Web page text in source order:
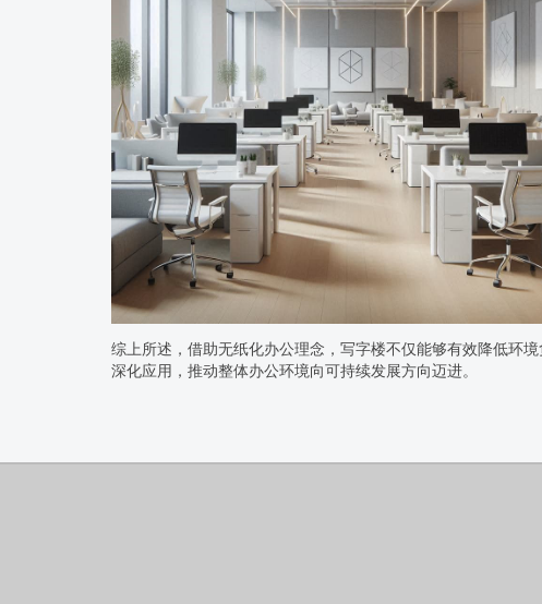
综上所述，借助无纸化办公理念，写字楼不仅能够有效降低环
深化应用，推动整体办公环境向可持续发展方向迈进。